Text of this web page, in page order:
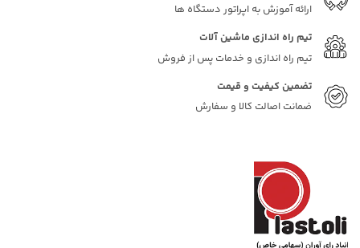
ارائه آموزش به اپراتور دستگاه ها
تیم راه اندازی ماشین آلات
تیم راه اندازی و خدمات پس از فروش
تضمین کیفیت و قیمت
ضمانت اصالت کالا و سفارش